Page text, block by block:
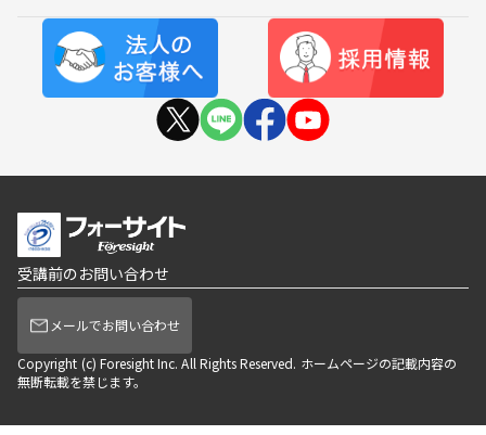
受講前のお問い合わせ
メールでお問い合わせ
Copyright (c) Foresight Inc. All Rights Reserved. ホームページの記載内容の
無断転載を禁じます。